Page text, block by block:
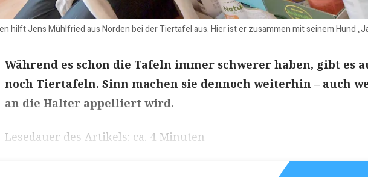
hilft Jens Mühlfried aus Norden bei der Tiertafel aus. Hier ist er zusammen mit seinem Hund
Während es schon die Tafeln immer schwerer haben, gibt es
noch Tiertafeln. Sinn machen sie dennoch weiterhin – auch
an die Halter appelliert wird.
Lesedauer des Artikels: ca. 4 Minuten